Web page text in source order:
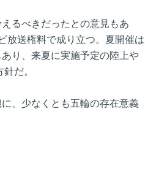
るべきだったとの意見もあ
放送権料で成り立つ。夏開催は
り、来夏に実施予定の陸上や
だ。
、少なくとも五輪の存在意義